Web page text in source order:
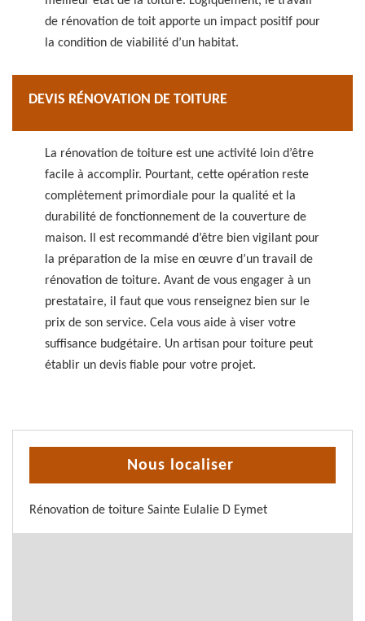
de rénovation de toit apporte un impact positif pour
la condition de viabilité d’un habitat.
DEVIS RÉNOVATION DE TOITURE
La rénovation de toiture est une activité loin d’être
facile à accomplir. Pourtant, cette opération reste
complètement primordiale pour la qualité et la
durabilité de fonctionnement de la couverture de
maison. Il est recommandé d’être bien vigilant pour
la préparation de la mise en œuvre d’un travail de
rénovation de toiture. Avant de vous engager à un
prestataire, il faut que vous renseignez bien sur le
prix de son service. Cela vous aide à viser votre
suffisance budgétaire. Un artisan pour toiture peut
établir un devis fiable pour votre projet.
Nous localiser
Rénovation de toiture Sainte Eulalie D Eymet